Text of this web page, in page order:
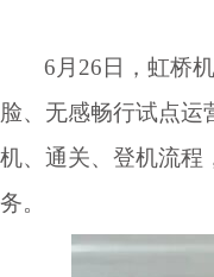
6月26日，虹桥
脸、无感畅行试点运
机、通关、登机流程
务。